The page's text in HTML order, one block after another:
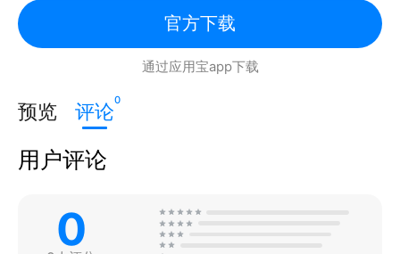
官方下载
通过应用宝app下载
预览 评论0
用户评论
0